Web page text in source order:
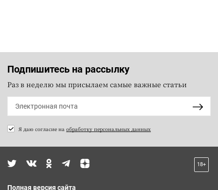
Подпишитесь на рассылку
Раз в неделю мы присылаем самые важные статьи
Я даю согласие на обработку персональных данных
18+
Полная версия сайта